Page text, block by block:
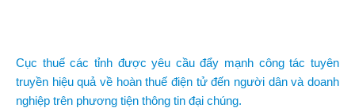
Cục thuế các tỉnh được yêu cầu đẩy mạnh công tác tuyên
truyền hiệu quả về hoàn thuế điện tử đến người dân và doanh
nghiệp trên phương tiện thông tin đại chúng.